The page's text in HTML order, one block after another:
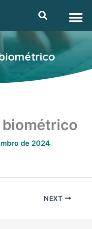
de 2024
NEXT